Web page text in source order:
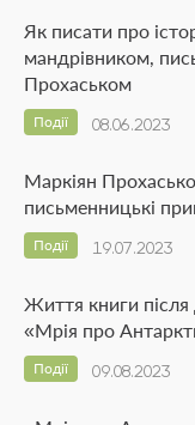
Як писати про
мандрівником,
Прохаськом
08.06.2023
Події
Маркіян
письменницькі
19.07.2023
Події
Життя книги після
«Мрія про
09.08.2023
Події